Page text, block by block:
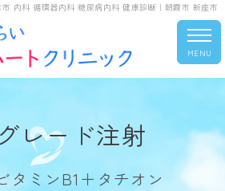
市 内科 循環器内科 糖尿病内科 健康診断｜朝霞市 新座市
MENU
レード注射
タミンB1＋タチオン